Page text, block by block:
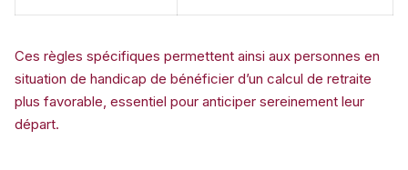
Ces règles spécifiques permettent ainsi aux personnes en
situation de handicap de bénéficier d’un calcul de retraite
plus favorable, essentiel pour anticiper sereinement leur
départ.